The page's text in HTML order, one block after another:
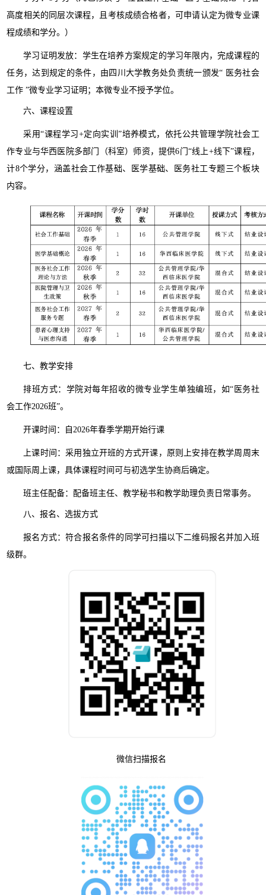
高度相关的同层次课程，且考核成绩合格者，可申请认定为微专业课
程成绩和学分。）
学习证明发放：学生在培养方案规定的学习年限内，完成课程的
任务，达到规定的条件，由四川大学教务处负责统一颁发“ 医务社会
工作 ”微专业学习证明；本微专业不授予学位。
六、课程设置
采用“课程学习+定向实训”培养模式，依托公共管理学院社会工
作专业与华西医院多部门（科室）师资，提供6门“线上+线下”课程，
计8个学分，涵盖社会工作基础、医学基础、医务社工专题三个板块
内容。
七、教学安排
排班方式：学院对每年招收的微专业学生单独编班，如“医务社
会工作2026班”。
开课时间：自2026年春季学期开始行课
上课时间：采用独立开班的方式开课，原则上安排在教学周周末
或国际周上课，具体课程时间可与初选学生协商后确定。
班主任配备：配备班主任、教学秘书和教学助理负责日常事务。
八、报名、选拔方式
报名方式：符合报名条件的同学可扫描以下二维码报名并加入班
级群。
微信扫描报名